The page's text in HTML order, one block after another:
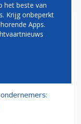
verlieslijdend
het beste van
Krijg onbeperkt
Apps.